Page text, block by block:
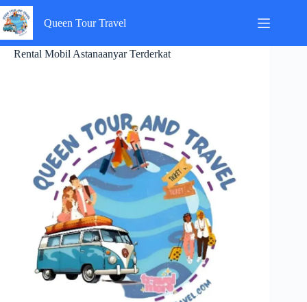
Skip
to
content
Queen Tour Travel
Rental Mobil Astanaanyar Terderkat